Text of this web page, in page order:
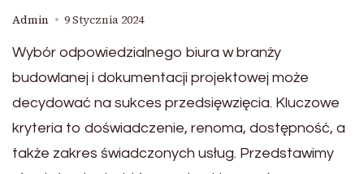
Admin 9 Stycznia 2024
Wybór odpowiedzialnego biura w branży
budowlanej i dokumentacji projektowej może
decydować na sukces przedsięwzięcia. Kluczowe
kryteria to doświadczenie, renoma, dostępność, a
także zakres świadczonych usług. Przedstawimy